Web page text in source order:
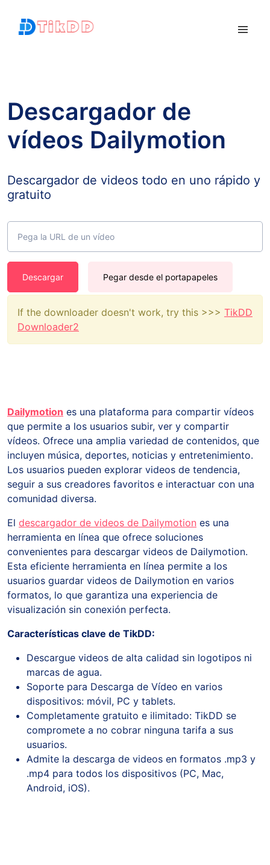
Descargador de
vídeos Dailymotion
Descargador de videos todo en uno rápido y
gratuito
Descargar Pegar desde el portapapeles
If the downloader doesn't work, try this >>> TikDD
Downloader2
Dailymotion es una plataforma para compartir vídeos
que permite a los usuarios subir, ver y compartir
vídeos. Ofrece una amplia variedad de contenidos, que
incluyen música, deportes, noticias y entretenimiento.
Los usuarios pueden explorar videos de tendencia,
seguir a sus creadores favoritos e interactuar con una
comunidad diversa.
El descargador de videos de Dailymotion es una
herramienta en línea que ofrece soluciones
convenientes para descargar videos de Dailymotion.
Esta eficiente herramienta en línea permite a los
usuarios guardar videos de Dailymotion en varios
formatos, lo que garantiza una experiencia de
visualización sin conexión perfecta.
Características clave de TikDD:
Descargue videos de alta calidad sin logotipos ni
marcas de agua.
Soporte para Descarga de Vídeo en varios
dispositivos: móvil, PC y tablets.
Completamente gratuito e ilimitado: TikDD se
compromete a no cobrar ninguna tarifa a sus
usuarios.
Admite la descarga de videos en formatos .mp3 y
.mp4 para todos los dispositivos (PC, Mac,
Android, iOS).